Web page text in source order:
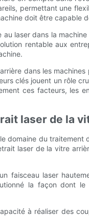
permettant une
doit être capable
laser dans la
rentable aux
dans les
clés jouent un rôle
ces facteurs,
laser de la
domaine du
laser de la vitre
faisceau laser
la façon dont
à réaliser des